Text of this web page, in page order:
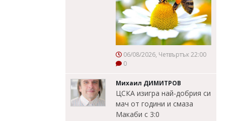
06/08/2026, Четвъртък 22:00
0
Михаил ДИМИТРОВ
ЦСКА изигра най-добрия си
мач от години и смаза
Макаби с 3:0